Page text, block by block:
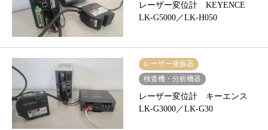
レーザー変位計 KEYENCE
LK-G5000／LK-H050
レーザー発振器
検査機・分析機器
レーザー変位計 キーエンス
LK-G3000／LK-G30